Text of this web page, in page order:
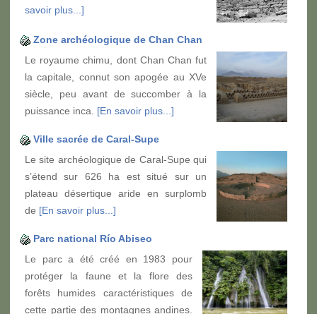
savoir plus...]
Zone archéologique de Chan Chan
Le royaume chimu, dont Chan Chan fut
la capitale, connut son apogée au XVe
siècle, peu avant de succomber à la
puissance inca. [En savoir plus...]
Ville sacrée de Caral-Supe
Le site archéologique de Caral-Supe qui
s’étend sur 626 ha est situé sur un
plateau désertique aride en surplomb
de [En savoir plus...]
Parc national Río Abiseo
Le parc a été créé en 1983 pour
protéger la faune et la flore des
forêts humides caractéristiques de
cette partie des montagnes andines.